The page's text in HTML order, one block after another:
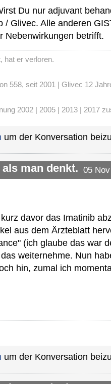
Du nur adjuvant
/ Glivec. Alle anderen
Nebenwirkungen betrifft.
hat er verloren.
558, seit 2001 | Glivec 12
2002 | 2005 | 2013 | 2017
um der Konversation
man denkt. 05
davor das Imatinib
aus dem Ärzteblatt
(ich glaube das war
weiternehme. Nun
hin, zumal ich
um der Konversation